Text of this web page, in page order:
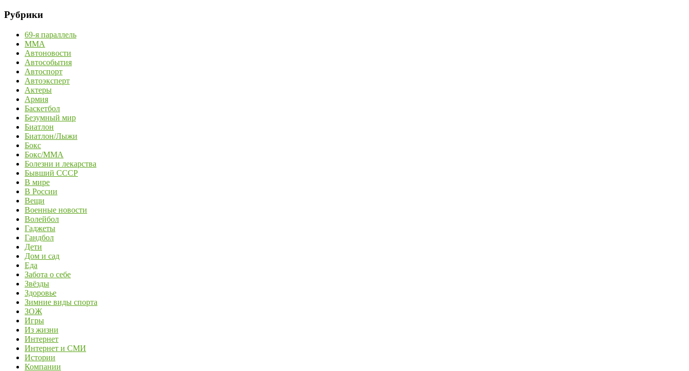
Рубрики
69-я параллель
MMA
Автоновости
Автособытия
Автоспорт
Автоэксперт
Актеры
Армия
Баскетбол
Безумный мир
Биатлон
Биатлон/Лыжи
Бокс
Бокс/MMA
Болезни и лекарства
Бывший СССР
В мире
В России
Вещи
Военные новости
Волейбол
Гаджеты
Гандбол
Дети
Дом и сад
Еда
Забота о себе
Звёзды
Здоровье
Зимние виды спорта
ЗОЖ
Игры
Из жизни
Интернет
Интернет и СМИ
Истории
Компании